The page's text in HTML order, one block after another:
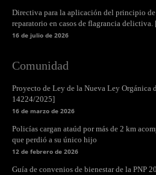
Directiva para la aplicación del principio
reparatorio en casos de flagrancia
16 de julio de 2026
Comunidad
Proyecto de Ley de la Nueva Ley
14224/2025]
16 de marzo de 2026
Policías cargan ataúd por más de 2 km
que perdió a su único hijo
12 de febrero de 2026
Guía de convenios de bienestar de la PNP